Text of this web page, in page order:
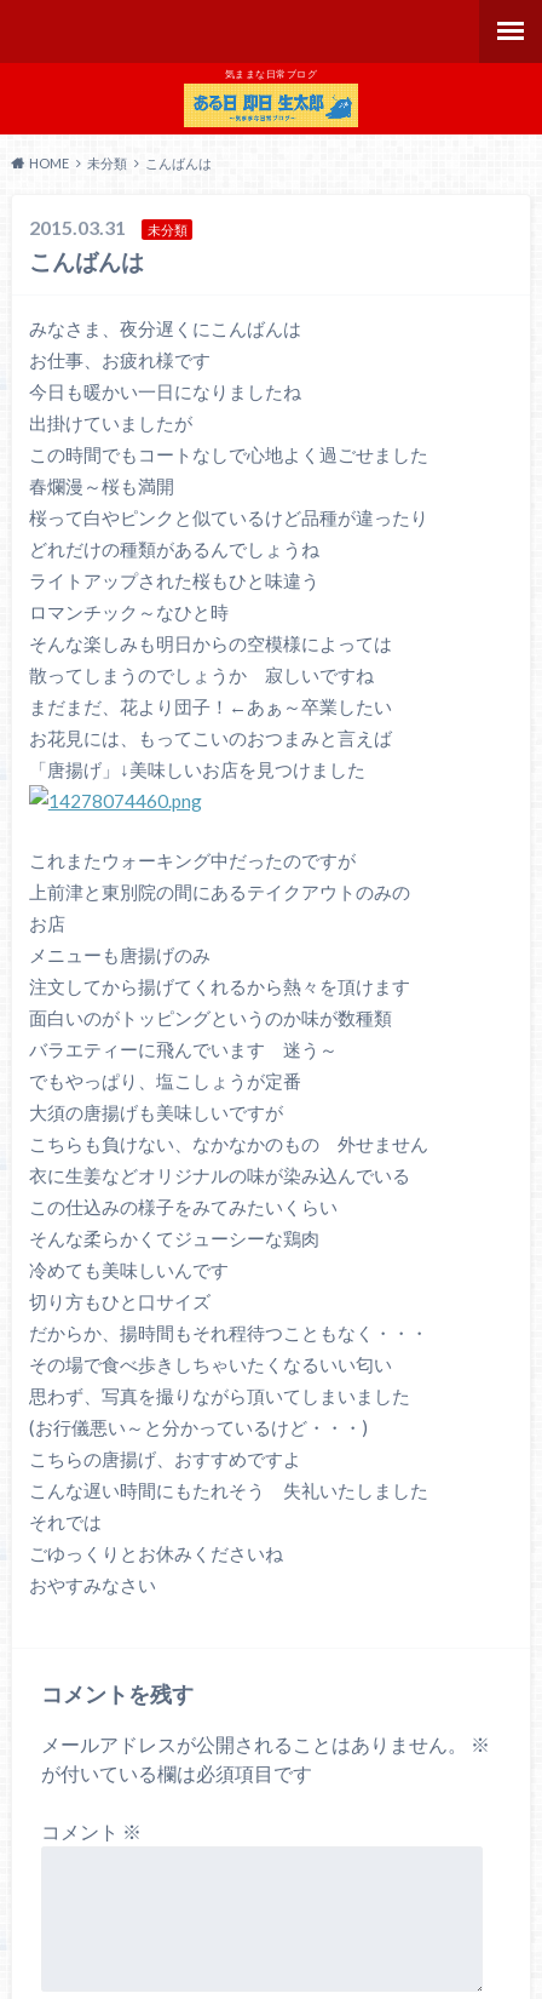
気ままな日常ブログ
HOME 未分類 こんばんは
2015.03.31 未分類
こんばんは
みなさま、夜分遅くにこんばんは
お仕事、お疲れ様です
今日も暖かい一日になりましたね
出掛けていましたが
この時間でもコートなしで心地よく過ごせました
春爛漫～桜も満開
桜って白やピンクと似ているけど品種が違ったり
どれだけの種類があるんでしょうね
ライトアップされた桜もひと味違う
ロマンチック～なひと時
そんな楽しみも明日からの空模様によっては
散ってしまうのでしょうか 寂しいですね
まだまだ、花より団子！←あぁ～卒業したい
お花見には、もってこいのおつまみと言えば
「唐揚げ」↓美味しいお店を見つけました
これまたウォーキング中だったのですが
上前津と東別院の間にあるテイクアウトのみの
お店
メニューも唐揚げのみ
注文してから揚げてくれるから熱々を頂けます
面白いのがトッピングというのか味が数種類
バラエティーに飛んでいます 迷う～
でもやっぱり、塩こしょうが定番
大須の唐揚げも美味しいですが
こちらも負けない、なかなかのもの 外せません
衣に生姜などオリジナルの味が染み込んでいる
この仕込みの様子をみてみたいくらい
そんな柔らかくてジューシーな鶏肉
冷めても美味しいんです
切り方もひと口サイズ
だからか、揚時間もそれ程待つこともなく・・・
その場で食べ歩きしちゃいたくなるいい匂い
思わず、写真を撮りながら頂いてしまいました
(お行儀悪い～と分かっているけど・・・)
こちらの唐揚げ、おすすめですよ
こんな遅い時間にもたれそう 失礼いたしました
それでは
ごゆっくりとお休みくださいね
おやすみなさい
コメントを残す
メールアドレスが公開されることはありません。
※
が付いている欄は必須項目です
コメント ※